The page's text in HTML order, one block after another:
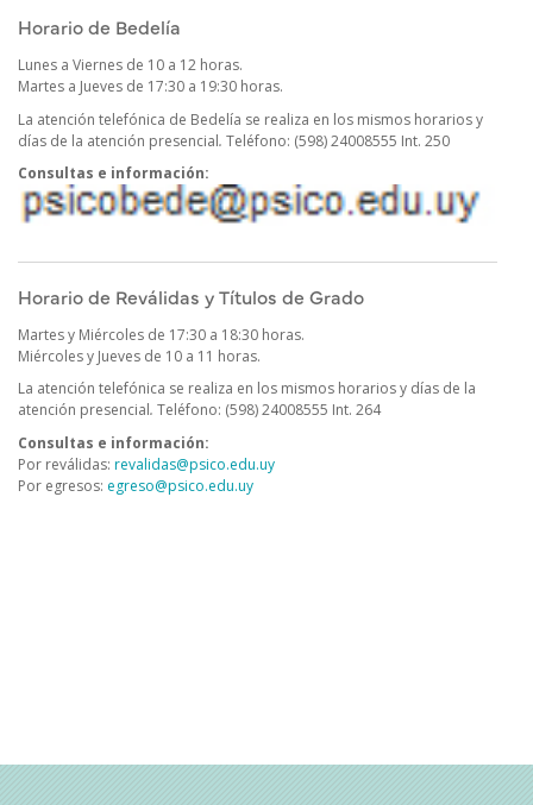
Horario de Bedelía
Lunes a Viernes de 10 a 12 horas.
Martes a Jueves de 17:30 a 19:30 horas.
La atención telefónica de Bedelía se realiza en los mismos horarios y
días de la atención presencial. Teléfono: (598) 24008555 Int. 250
Consultas e información:
Horario de Reválidas y Títulos de Grado
Martes y Miércoles de 17:30 a 18:30 horas.
Miércoles y Jueves de 10 a 11 horas.
La atención telefónica se realiza en los mismos horarios y días de la
atención presencial. Teléfono: (598) 24008555 Int. 264
Consultas e información:
Por reválidas: revalidas@psico.edu.uy
Por egresos: egreso@psico.edu.uy